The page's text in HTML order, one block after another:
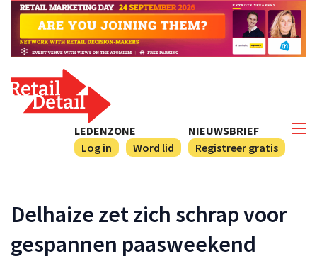
NIEUWSBRIEF
Registreer gratis
LEDENZONE
Log in
Word lid
Delhaize zet zich schrap voor
gespannen paasweekend